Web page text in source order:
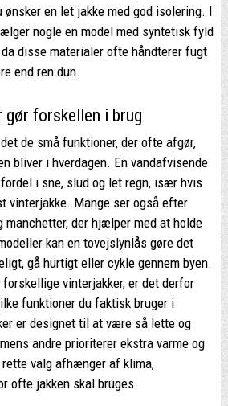
en let jakke med god isolering. I
nogle en model med syntetisk fyld
disse materialer ofte håndterer fugt
end ren dun.
gør forskellen i brug
de små funktioner, der ofte afgør,
bliver i hverdagen. En vandafvisende
i sne, slud og let regn, især hvis
vinterjakke. Mange ser også efter
manchetter, der hjælper med at holde
kan en tovejslynlås gøre det
gå hurtigt eller cykle gennem byen.
forskellige vinterjakker, er det derfor
funktioner du faktisk bruger i
er designet til at være så lette og
andre prioriterer ekstra varme og
valg afhænger af klima,
ofte jakken skal bruges.